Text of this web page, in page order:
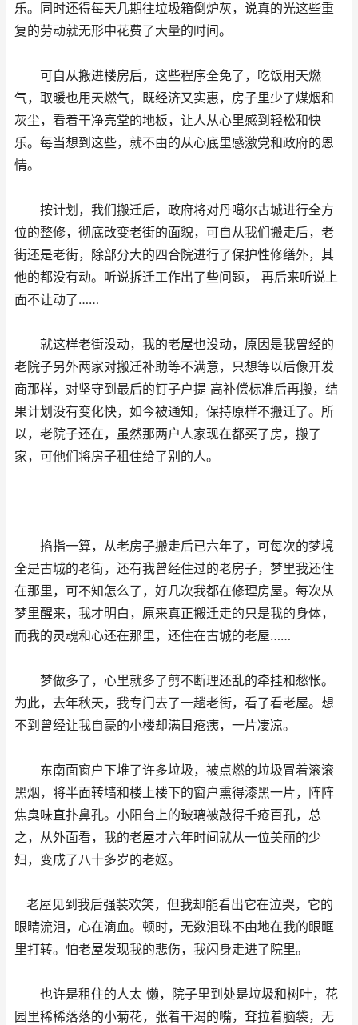
乐。同时还得每天几期往垃圾箱倒炉灰，说真的光这些重
复的劳动就无形中花费了大量的时间。
可自从搬进楼房后，这些程序全免了，吃饭用天燃
气，取暖也用天燃气，既经济又实惠，房子里少了煤烟和
灰尘，看着干净亮堂的地板，让人从心里感到轻松和快
乐。每当想到这些，就不由的从心底里感激党和政府的恩
情。
按计划，我们搬迁后，政府将对丹噶尔古城进行全方
位的整修，彻底改变老街的面貌，可自从我们搬走后，老
街还是老街，除部分大的四合院进行了保护性修缮外，其
他的都没有动。听说拆迁工作出了些问题， 再后来听说上
面不让动了……
就这样老街没动，我的老屋也没动，原因是我曾经的
老院子另外两家对搬迁补助等不满意，只想等以后像开发
商那样，对坚守到最后的钉子户提 高补偿标准后再搬，结
果计划没有变化快，如今被通知，保持原样不搬迁了。所
以，老院子还在，虽然那两户人家现在都买了房，搬了
家，可他们将房子租住给了别的人。
掐指一算，从老房子搬走后已六年了，可每次的梦境
全是古城的老街，还有我曾经住过的老房子，梦里我还住
在那里，可不知怎么了，好几次我都在修理房屋。每次从
梦里醒来，我才明白，原来真正搬迁走的只是我的身体，
而我的灵魂和心还在那里，还住在古城的老屋……
梦做多了，心里就多了剪不断理还乱的牵挂和愁怅。
为此，去年秋天，我专门去了一趟老街，看了看老屋。想
不到曾经让我自豪的小楼却满目疮痍，一片凄凉。
东南面窗户下堆了许多垃圾，被点燃的垃圾冒着滚滚
黑烟，将半面转墙和楼上楼下的窗户熏得漆黑一片，阵阵
焦臭味直扑鼻孔。小阳台上的玻璃被敲得千疮百孔，总
之，从外面看，我的老屋才六年时间就从一位美丽的少
妇，变成了八十多岁的老妪。
老屋见到我后强装欢笑，但我却能看出它在泣哭，它的
眼晴流泪，心在滴血。顿时，无数泪珠不由地在我的眼眶
里打转。怕老屋发现我的悲伤，我闪身走进了院里。
也许是租住的人太 懒，院子里到处是垃圾和树叶，花
园里稀稀落落的小菊花，张着干渴的嘴，耷拉着脑袋，无